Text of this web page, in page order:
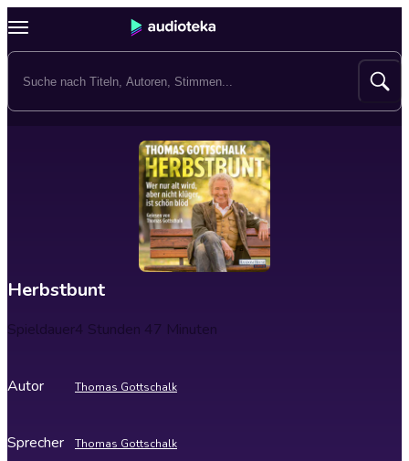
Herbstbunt
Spieldauer4 Stunden 47 Minuten
Autor Thomas Gottschalk
Sprecher Thomas Gottschalk